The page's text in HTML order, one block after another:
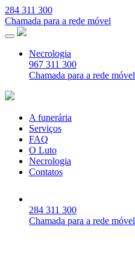
284 311 300
Chamada para a rede móvel
Necrologia
967 311 300
Chamada para a rede móvel
A funerária
Serviços
FAQ
O Luto
Necrologia
Contatos
284 311 300
Chamada para a rede móvel